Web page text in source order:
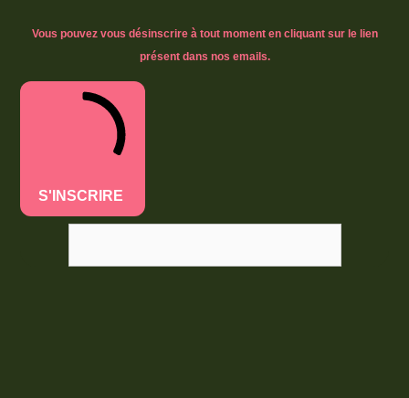
Vous pouvez vous désinscrire à tout moment en cliquant sur le lien
présent dans nos emails.
S'INSCRIRE